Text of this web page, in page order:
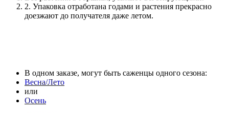
2. Упаковка отработана годами и растения прекрасно
доезжают до получателя даже летом.
В одном заказе, могут быть саженцы одного сезона:
Весна/Лето
или
Осень